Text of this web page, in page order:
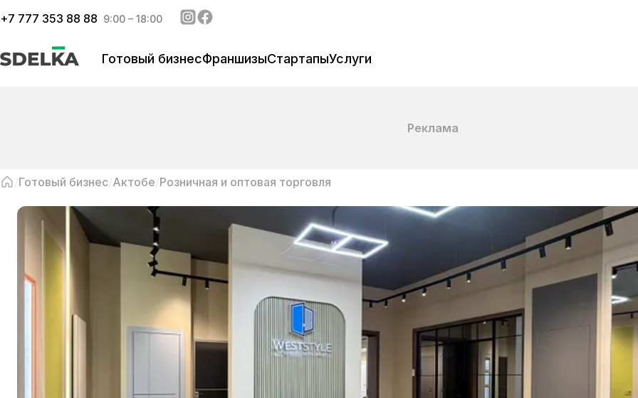
+7 777 353 88 88 9:00 – 18:00
Готовый бизнесФраншизыСтартапыУслуги
Реклама
Готовый бизнес Актобе Розничная и оптовая торговля